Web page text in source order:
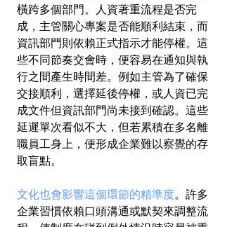
橫跨多個部門。人資著重流程是否完
成，主管關心專案是否能順利結束，而
資訊部門則依賴正式指示才能停權。這
些不同節奏交會時，便容易在通知與執
行之間產生時間差。例如主管為了確保
交接順利，選擇延後停權，或人資已完
成文件但資訊部門尚未接到確認。這些
延遲單次看似不大，但若累積在多名離
職員工身上，便形成企業難以察覺的存
取盲點。
文化也會影響這個環節的精準度。許多
企業習慣依賴口頭溝通或默契來調整流